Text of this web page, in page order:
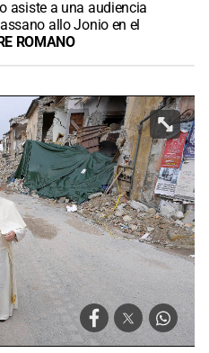
asiste a una audiencia
allo Jonio en el
ROMANO